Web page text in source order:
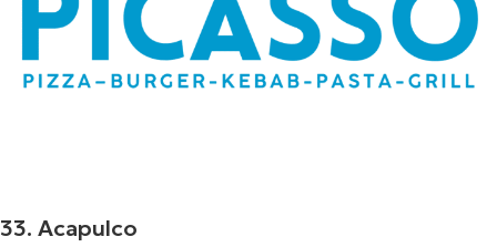
33. Acapulco